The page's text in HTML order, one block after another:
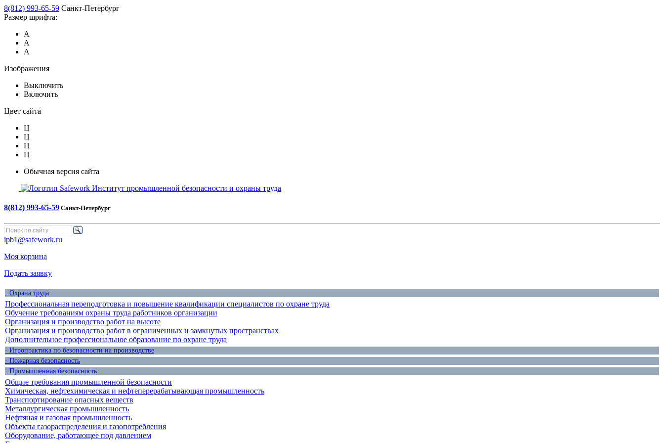
8(812) 993-65-59 Санкт-Петербург
Размер шрифта:
А
А
А
Изображения
Выключить
Включить
Цвет сайта
Ц
Ц
Ц
Ц
Обычная версия сайта
Safework Институт промышленной безопасности и охраны труда
8(812) 993-65-59 Санкт-Петербург
ipb1@safework.ru
Моя корзина
Подать заявку
· Охрана труда
Профессиональная переподготовка и повышение квалификации специалистов по охране труда
Обучение требованиям охраны труда работников организации
Организация и производство работ на высоте
Организация и производство работ в ограниченных и замкнутых пространствах
Дополнительное профессиональное образование по охране труда
· Игропрактика по безопасности на производстве
· Пожарная безопасность
· Промышленная безопасность
Общие требования промышленной безопасности
Химическая, нефтехимическая и нефтеперерабатывающая промышленность
Транспортирование опасных веществ
Металлургическая промышленность
Нефтяная и газовая промышленность
Объекты газораспределения и газопотребления
Оборудование, работающее под давлением